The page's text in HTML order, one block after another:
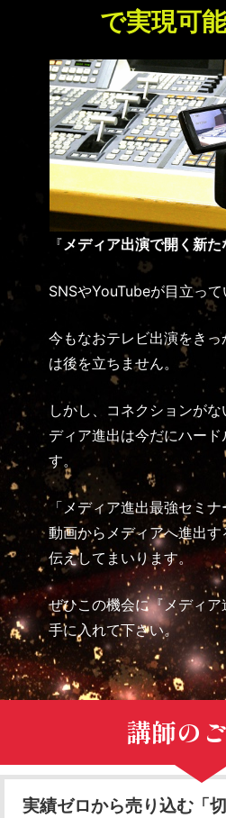
で実現可
『メディア出演で開く新た
SNSやYouTubeが目立って
今もなおテレビ出演をきっ
は後を立ちません。
しかし、コネクションが
ディア進出は今だにハー
す。
「メディア進出最強セミ
動画からメディアへ進出す
伝えしてまいります。
ぜひこの機会に『メディア
手に入れて下さい。
講師の
実績ゼロから売り込む「